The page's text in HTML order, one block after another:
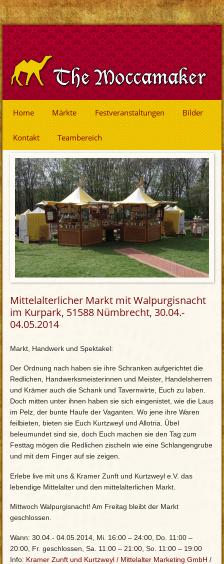
Home Märkte Festveranstaltungen Bilder
Kontakt Teambereich
Mittelalterlicher Markt mit Walpurgisnacht
im Kurpark, 51588 Nümbrecht, 30.04.-
04.05.2014
Markt, Handwerk und Spektakel:
Der Ordnung nach haben sie ihre Schranken aufgerichtet die
Redlichen, Handwerksmeisterinnen und Meister, Handelsherren
und Krämer auch die Schank und Tavernwirte, Euch zu laben.
Doch mitten unter ihnen haben sie sich eingenistet, wie die Laus
im Pelz, der bunte Haufe der Vaganten. Wo jene ihre Waren
feilbieten, bieten sie Euch Kurtzweyl und Allotria. Übel
beleumundet sind sie, doch Euch machen sie den Tag zum
Festtag mögen die Redlichen zischeln wie eine Schlangengrube
und mit dem Finger auf sie zeigen.
Erlebe live mit uns & Kramer Zunft und Kurtzweyl e.V. das
lebendige Mittelalter und den mittelalterlichen Markt.
Mittwoch Walpurgisnacht! Am Freitag bleibt der Markt
geschlossen.
Wann: 30.04.- 04.05.2014, Mi. 16:00 – 24:00, Do. 11:00 –
20:00, Fr. geschlossen, Sa. 11:00 – 21:00, So. 11:00 – 19:00
Info: Kramer Zunft und Kurtzweyl / Mittelalter Marketing GmbH /